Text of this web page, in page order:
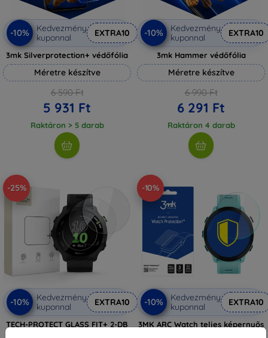
-10%
Kedvezmény
kuponnal
EXTRA10
3mk Silverprotection+ védőfólia
Méretre készítve
6 590 Ft
5 931 Ft
Raktáron > 5 darab
-10%
Kedvezmény
kuponnal
EXTRA10
3mk Hammer védőfólia
Méretre készítve
6 990 Ft
6 291 Ft
Raktáron 4 darab
-25%
-10%
Kedvezmény
kuponnal
EXTRA10
TECH-PROTECT GLASS FIT+ 2-DB
GARMIN FORERUNNER 55 CLEAR
-10%
-10%
Kedvezmény
kuponnal
EXTRA10
3MK ARC Watch teljes képernyős